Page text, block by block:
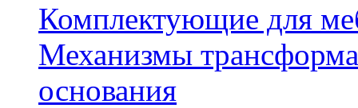
Комплектующие для
Механизмы
основания